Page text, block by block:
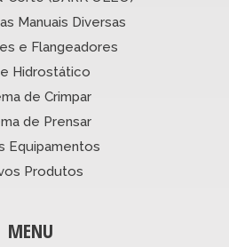
Manuais Diversas
e Flangeadores
Hidrostático
de Crimpar
de Prensar
Equipamentos
Produtos
MENU